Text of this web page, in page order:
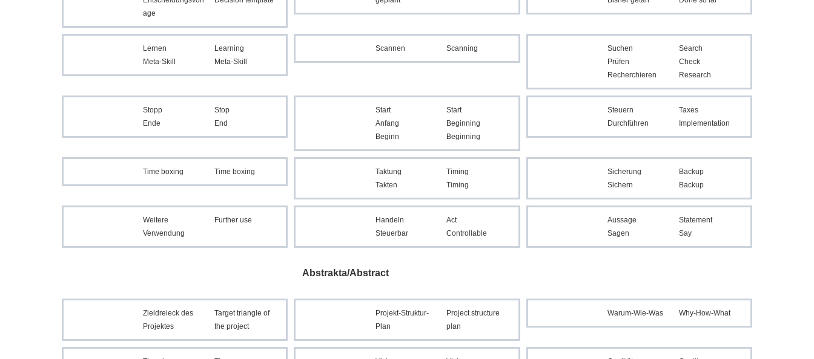
age
Lernen
Meta-Skill
Learning
Meta-Skill
Scannen Scanning
Suchen
Prüfen
Recherchieren
Search
Check
Research
Stopp
Ende
Stop
End
Start
Anfang
Beginn
Start
Beginning
Beginning
Steuern
Durchführen
Taxes
Implementation
Time boxing Time boxing
Taktung
Takten
Timing
Timing
Sicherung
Sichern
Backup
Backup
Weitere
Verwendung
Further use
Handeln
Steuerbar
Act
Controllable
Aussage
Sagen
Statement
Say
Abstrakta/Abstract
Zieldreieck des
Projektes
Target triangle of
the project
Projekt-Struktur-
Plan
Project structure
plan
Warum-Wie-Was Why-How-What